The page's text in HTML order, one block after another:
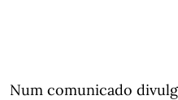
Num comunicado